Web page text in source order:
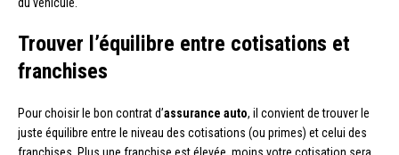
Trouver l’équilibre entre cotisations et
franchises
Pour choisir le bon contrat d’assurance auto, il convient de trouver le
juste équilibre entre le niveau des cotisations (ou primes) et celui des